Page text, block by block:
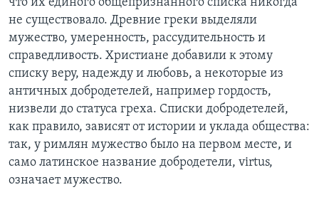
не существовало. Древние греки выделяли
мужество, умеренность, рассудительность и
справедливость. Христиане добавили к этому
списку веру, надежду и любовь, а некоторые из
античных добродетелей, например гордость,
низвели до статуса греха. Списки добродетелей,
как правило, зависят от истории и уклада общества:
так, у римлян мужество было на первом месте, и
само латинское название добродетели, virtus,
означает мужество.